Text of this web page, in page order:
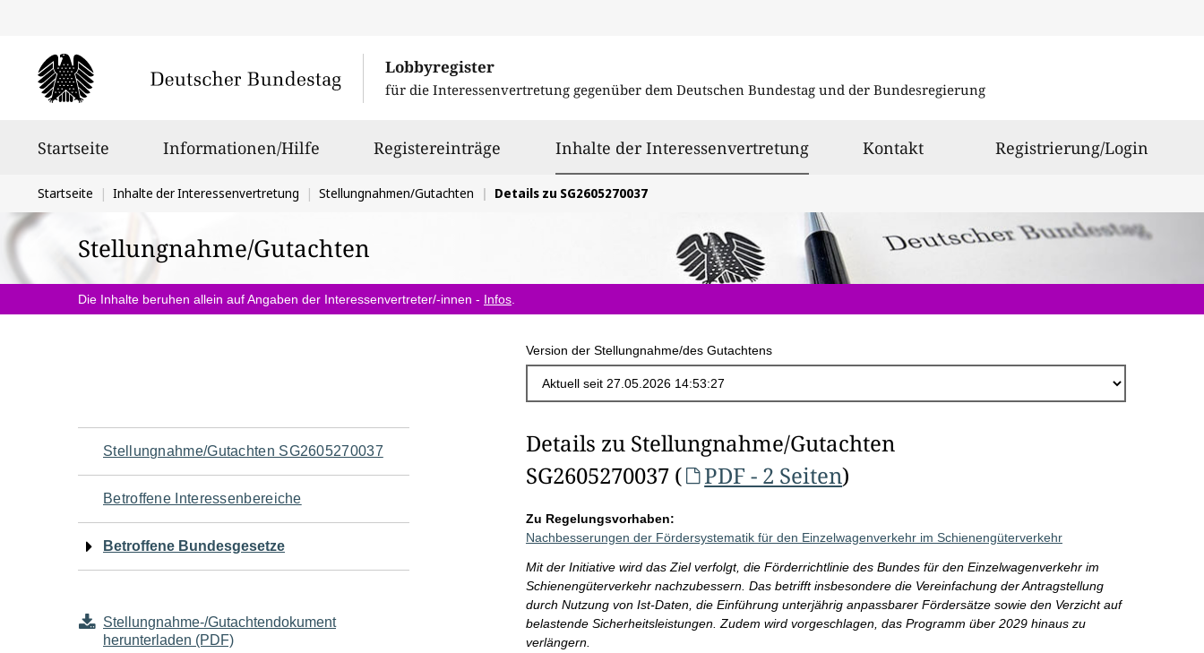
Lobbyregister
für die Interessenvertretung gegenüber dem Deutschen Bundestag und der Bundesregierung
Startseite Informationen/Hilfe Registereinträge Inhalte der Interessenvertretungausgewählt
Kontakt Registrierung/Login
Sie
befinden
sich
hier:
Startseite Inhalte der Interessenvertretung Stellungnahmen/Gutachten Details zu SG2605270037
Stellungnahme/Gutachten
Die Inhalte beruhen allein auf Angaben der Interessenvertreter/-innen - Infos
Version der Stellungnahme/des Gutachtens
Navigation
für
den
Seiteninhalt
Stellungnahme/Gutachten SG2605270037
Betroffene Interessenbereiche
Betroffene Bundesgesetze
Stellungnahme-/Gutachtendokument
herunterladen (PDF)
Details zu Stellungnahme/Gutachten
SG2605270037 (
PDF - 2 Seiten)
Zu Regelungsvorhaben:
Nachbesserungen der Fördersystematik für den Einzelwagenverkehr im Schienengüterverkehr
Mit der Initiative wird das Ziel verfolgt, die Förderrichtlinie des Bundes für den Einzelwagenverkehr im
Schienengüterverkehr nachzubessern. Das betrifft insbesondere die Vereinfachung der Antragstellung
durch Nutzung von Ist-Daten, die Einführung unterjährig anpassbarer Fördersätze sowie den Verzicht auf
belastende Sicherheitsleistungen. Zudem wird vorgeschlagen, das Programm über 2029 hinaus zu
verlängern.